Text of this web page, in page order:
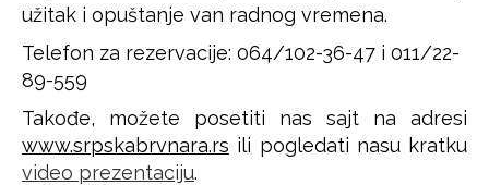
užitak i opuštanje van radnog vremena.
Telefon za rezervacije: 064/102-36-47 i 011/22-
89-559
Takođe, možete posetiti nas sajt na adresi
www.srpskabrvnara.rs ili pogledati nasu kratku
video prezentaciju.